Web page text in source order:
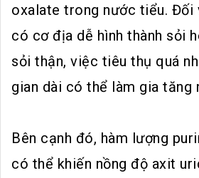
oxalate trong nước tiểu. Đối
có cơ địa dễ hình thành sỏi
sỏi thận, việc tiêu thụ quá
gian dài có thể làm gia tăng
Bên cạnh đó, hàm lượng
có thể khiến nồng độ axit